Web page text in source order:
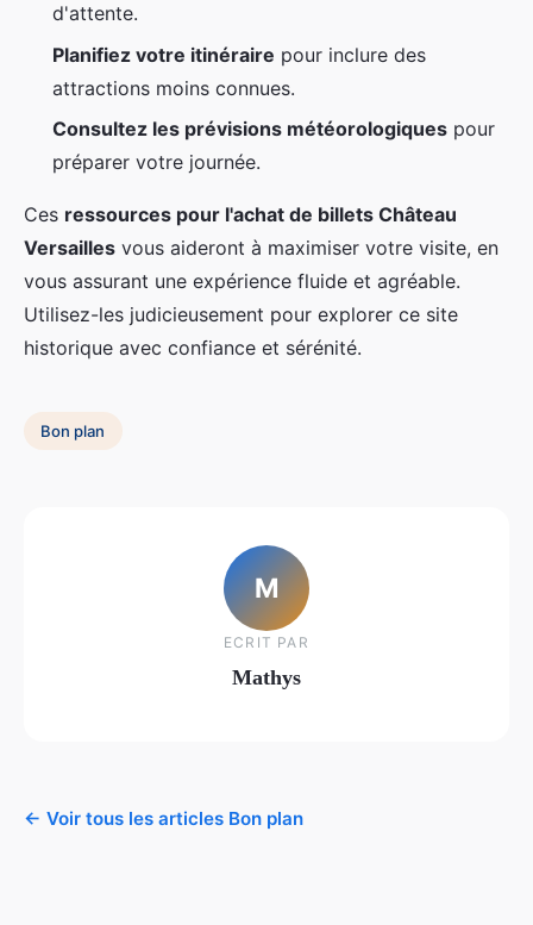
d'attente.
Planifiez votre itinéraire pour inclure des
attractions moins connues.
Consultez les prévisions météorologiques pour
préparer votre journée.
Ces ressources pour l'achat de billets Château
Versailles vous aideront à maximiser votre visite, en
vous assurant une expérience fluide et agréable.
Utilisez-les judicieusement pour explorer ce site
historique avec confiance et sérénité.
Bon plan
M
ECRIT PAR
Mathys
← Voir tous les articles Bon plan